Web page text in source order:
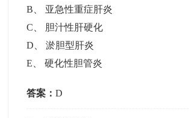
B
亚急性重症肝炎
C
胆汁性肝硬化
D 、淤胆型肝炎
E 、硬化性胆管炎
答案：D